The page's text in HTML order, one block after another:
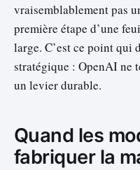
vraisemblablement pas
première étape d’une
large. C’est ce point qui
stratégique : OpenAI ne
un levier durable.
Quand les
fabriquer la